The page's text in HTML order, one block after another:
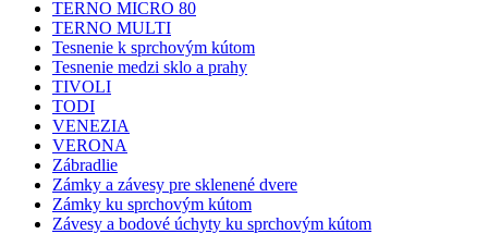
TERNO MICRO 80
TERNO MULTI
Tesnenie k sprchovým kútom
Tesnenie medzi sklo a prahy
TIVOLI
TODI
VENEZIA
VERONA
Zábradlie
Zámky a závesy pre sklenené dvere
Zámky ku sprchovým kútom
Závesy a bodové úchyty ku sprchovým kútom